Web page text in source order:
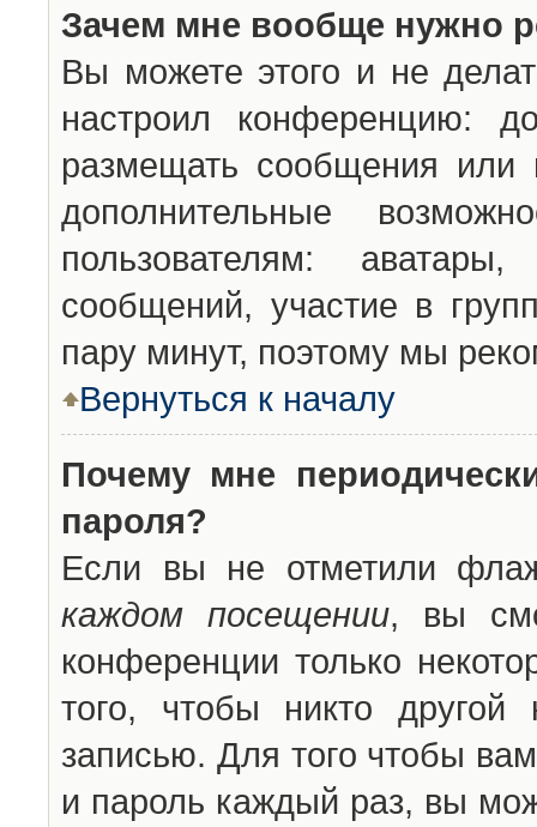
Зачем мне вообще нужно
Вы можете этого и не
настроил конференцию:
размещать сообщения или
дополнительные
пользователям:
сообщений, участие в
пару минут, поэтому мы
Вернуться к началу
Почему мне
пароля?
Если вы не отметили
каждом посещении, вы
конференции только
того, чтобы никто другой
записью. Для того чтобы
и пароль каждый раз, вы